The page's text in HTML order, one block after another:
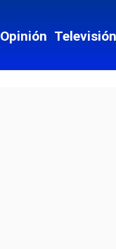
Opinión Televisión